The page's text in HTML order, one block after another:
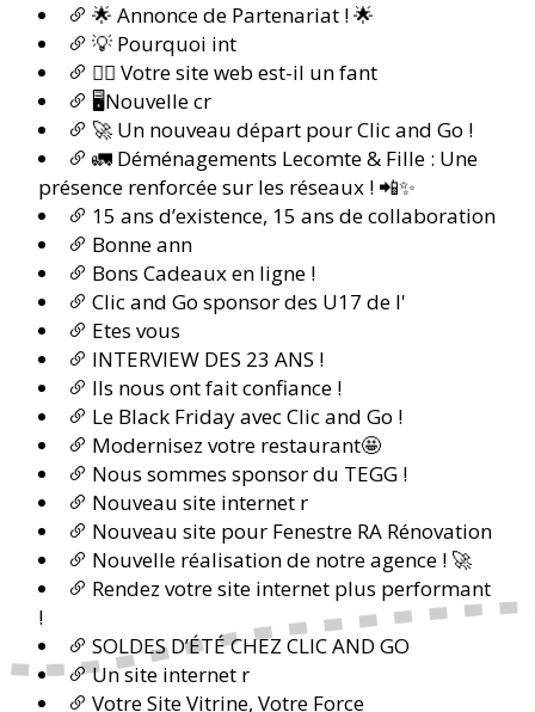
🌟 Annonce de Partenariat ! 🌟
💡 Pourquoi int
🕵️‍♂️ Votre site web est-il un fant
🖥️Nouvelle cr
🚀 Un nouveau départ pour Clic and Go !
🚛 Déménagements Lecomte & Fille : Une
présence renforcée sur les réseaux ! 📲✨
15 ans d’existence, 15 ans de collaboration
Bonne ann
Bons Cadeaux en ligne !
Clic and Go sponsor des U17 de l'
Etes vous
INTERVIEW DES 23 ANS !
Ils nous ont fait confiance !
Le Black Friday avec Clic and Go !
Modernisez votre restaurant🤩
Nous sommes sponsor du TEGG !
Nouveau site internet r
Nouveau site pour Fenestre RA Rénovation
Nouvelle réalisation de notre agence ! 🚀
Rendez votre site internet plus performant
!
SOLDES D’ÉTÉ CHEZ CLIC AND GO
Un site internet r
Votre Site Vitrine, Votre Force